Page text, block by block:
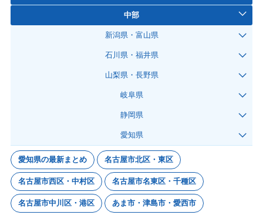
中部
新潟県・富山県
石川県・福井県
山梨県・長野県
岐阜県
静岡県
愛知県
愛知県の最新まとめ 名古屋市北区・東区
名古屋市西区・中村区 名古屋市名東区・千種区
名古屋市中川区・港区 あま市・津島市・愛西市